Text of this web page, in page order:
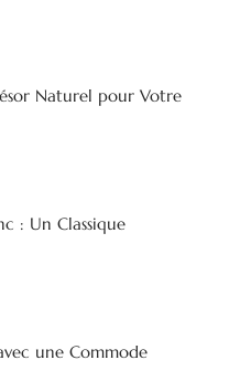
Naturel pour Votre
: Un Classique
une Commode